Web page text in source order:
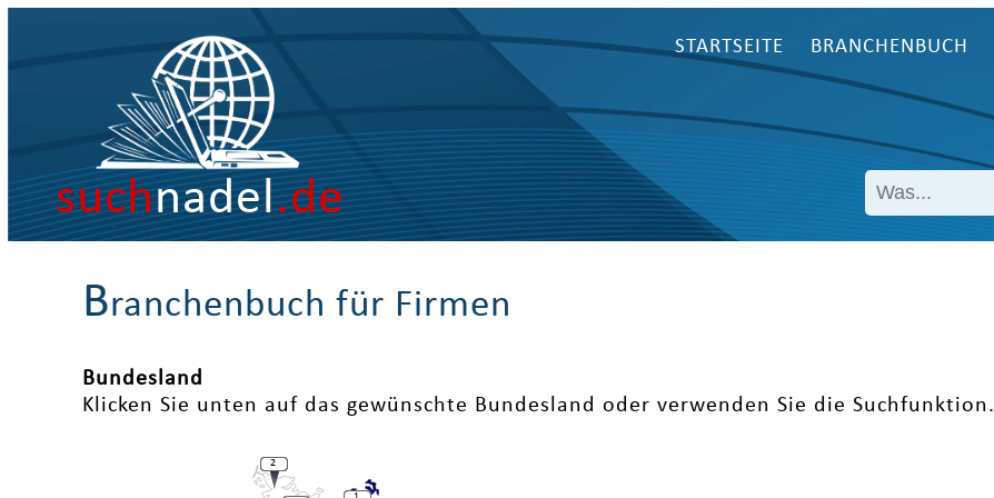
suchnadel.de
STARTSEITE BRANCHENBUCH
Branchenbuch für Firmen
Bundesland
Klicken Sie unten auf das gewünschte Bundesland oder verwenden Sie die Suchfunktion.
2